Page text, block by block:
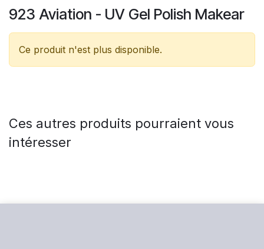
923 Aviation - UV Gel Polish Makear
Ce produit n'est plus disponible.
Ces autres produits pourraient vous
intéresser